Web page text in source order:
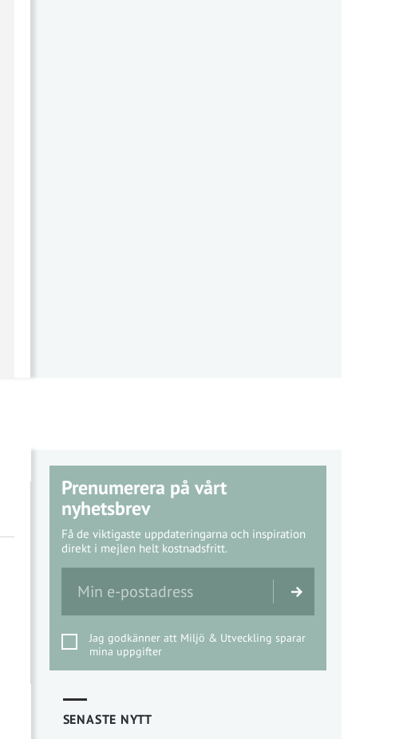
Prenumerera på vårt
nyhetsbrev
Få de viktigaste uppdateringarna och inspiration
direkt i mejlen helt kostnadsfritt.
Jag godkänner att Miljö & Utveckling sparar
mina uppgifter
SENASTE NYTT